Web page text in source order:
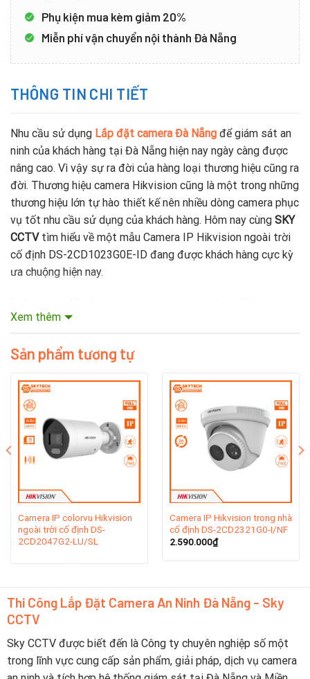
Phụ kiện mua kèm giảm 20%
Miễn phí vận chuyển nội thành Đà Nẵng
THÔNG TIN CHI TIẾT
Nhu cầu sử dụng Lắp đặt camera Đà Nẵng để giám sát an
ninh của khách hàng tại Đà Nẵng hiện nay ngày càng được
nâng cao. Vì vậy sự ra đời của hàng loại thương hiệu cũng ra
đời. Thương hiệu camera Hikvision cũng là một trong những
thương hiệu lớn tự hào thiết kế nên nhiều dòng camera phục
vụ tốt nhu cầu sử dụng của khách hàng. Hôm nay cùng SKY
CCTVtìm hiểu về một mẫu Camera IP Hikvision ngoài trời
cố định DS-2CD1023G0E-ID đang được khách hàng cực kỳ
ưa chuộng hiện nay.
2CD1023G0E-ID
Được thành lập với năm 2001 Hikvision đã phát triển mạnh
mẽ, trở thành công ty đa quốc gia với 25 chi nhánh trên toàn
thế giới như Hoa Kỳ, Hà Lan, Ý, Anh, Singapore, Australia,
Brazil, Nam Phi và Dubai…Hikvision cũng có công ty liên kết
với Ấn Độ và Nga, một trung tâm bảo hành tại Hồng Kong.
Ngay tại quê nhà, Hikvision cũng phát triển mạnh mẽ với 35
chi nhánh trên toàn quốc.
2. Lịch sử hình thành thương hiệu
Xem thêm
Sản phẩm tương tự
Camera IP colorvu Hikvision
ngoài trời cố định DS-
2CD2047G2-LU/SL
Camera IP Hikvision trong nhà
cố định DS-2CD2321G0-I/NF
2.590.000₫
Thi Công Lắp Đặt Camera An Ninh Đà Nẵng - Sky
CCTV
Sky CCTV được biết đến là Công ty chuyên nghiệp số một
trong lĩnh vực cung cấp sản phẩm, giải pháp, dịch vụ camera